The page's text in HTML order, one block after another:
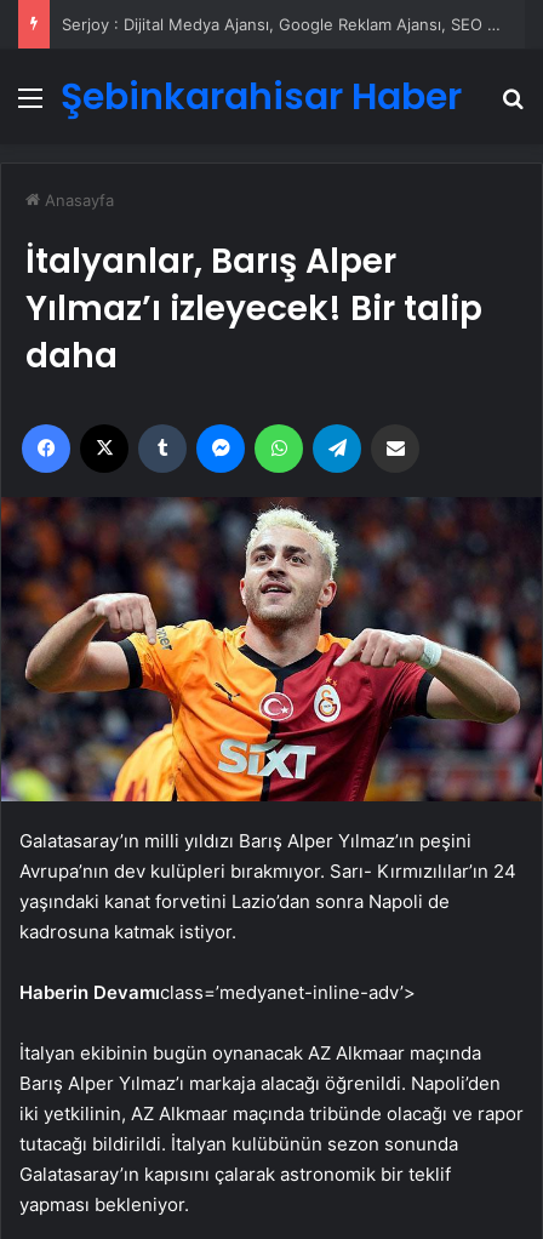
Serjoy : Dijital Medya Ajansı, Google Reklam Ajansı, SEO Ajansı ve Web Tasarım Ajansı
Menü
Şebinkarahisar Haber
Anasayfa
İtalyanlar, Barış Alper
Yılmaz’ı izleyecek! Bir talip
daha
Facebook Tumblr MessengerWhatsApp
Galatasaray’ın milli yıldızı Barış Alper Yılmaz’ın peşini
Avrupa’nın dev kulüpleri bırakmıyor. Sarı- Kırmızılılar’ın 24
yaşındaki kanat forvetini Lazio’dan sonra Napoli de
kadrosuna katmak istiyor.
Haberin Devamıclass=’medyanet-inline-adv’>
İtalyan ekibinin bugün oynanacak AZ Alkmaar maçında
Barış Alper Yılmaz’ı markaja alacağı öğrenildi. Napoli’den
iki yetkilinin, AZ Alkmaar maçında tribünde olacağı ve rapor
tutacağı bildirildi. İtalyan kulübünün sezon sonunda
Galatasaray’ın kapısını çalarak astronomik bir teklif
yapması bekleniyor.